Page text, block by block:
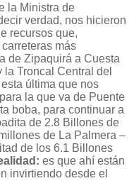
la Ministra de
verdad, nos hicieron
recursos que,
más
de Zipaquirá a Cuesta
Troncal Central del
última que nos
la que va de Puente
boba, para continuar a
de 2.8 Billones de
de La Palmera –
de los 6.1 Billones
es que ahí están
invirtiendo desde el